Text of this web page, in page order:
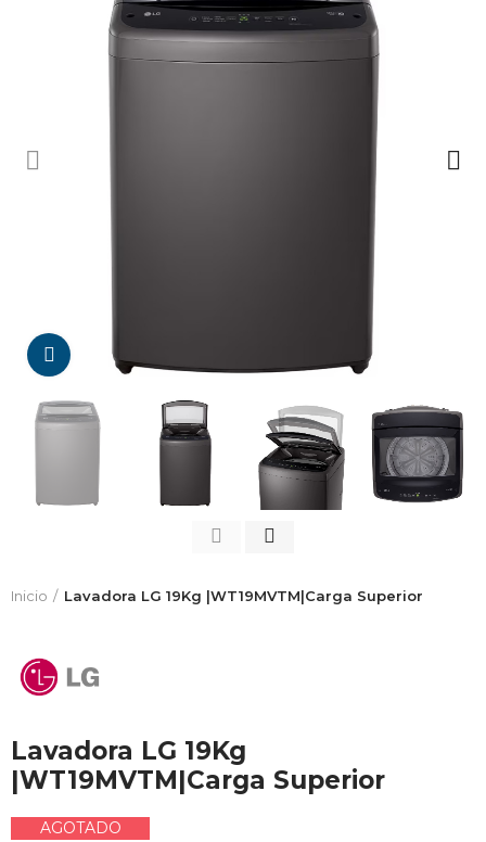
Da click para agrandar
Inicio Lavadora LG 19Kg |WT19MVTM|Carga Superior
Lavadora LG 19Kg
|WT19MVTM|Carga Superior
AGOTADO